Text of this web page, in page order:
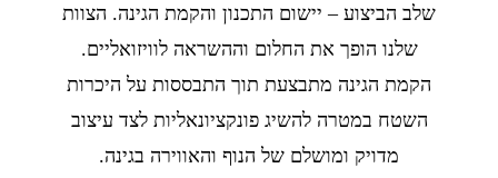
שלב הביצוע – יישום התכנון והקמת הגינה. הצוות
שלנו הופך את החלום וההשראה לוויזואליים.
הקמת הגינה מתבצעת תוך התבססות על היכרות
השטח במטרה להשיג פונקציונאליות לצד עיצוב
מדויק ומושלם של הנוף והאווירה בגינה.